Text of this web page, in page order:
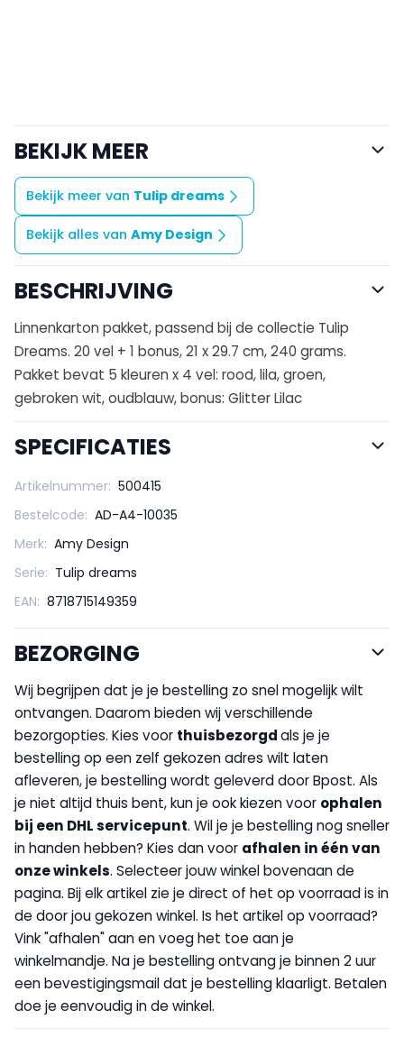
BEKIJK MEER
Bekijk meer van Tulip dreams
Bekijk alles van Amy Design
BESCHRIJVING
Linnenkarton pakket, passend bij de collectie Tulip
Dreams. 20 vel + 1 bonus, 21 x 29.7 cm, 240 grams.
Pakket bevat 5 kleuren x 4 vel: rood, lila, groen,
gebroken wit, oudblauw, bonus: Glitter Lilac
SPECIFICATIES
Artikelnummer: 500415
Bestelcode: AD-A4-10035
Merk: Amy Design
Serie: Tulip dreams
EAN: 8718715149359
BEZORGING
Wij begrijpen dat je je bestelling zo snel mogelijk wilt
ontvangen. Daarom bieden wij verschillende
bezorgopties. Kies voor thuisbezorgdals je je
bestelling op een zelf gekozen adres wilt laten
afleveren, je bestelling wordt geleverd door Bpost. Als
je niet altijd thuis bent, kun je ook kiezen voor ophalen
bij een DHL servicepunt. Wil je je bestelling nog sneller
in handen hebben? Kies dan voor afhalen in één van
onze winkels. Selecteer jouw winkel bovenaan de
pagina. Bij elk artikel zie je direct of het op voorraad is in
de door jou gekozen winkel. Is het artikel op voorraad?
Vink "afhalen" aan en voeg het toe aan je
winkelmandje. Na je bestelling ontvang je binnen 2 uur
een bevestigingsmail dat je bestelling klaarligt. Betalen
doe je eenvoudig in de winkel.